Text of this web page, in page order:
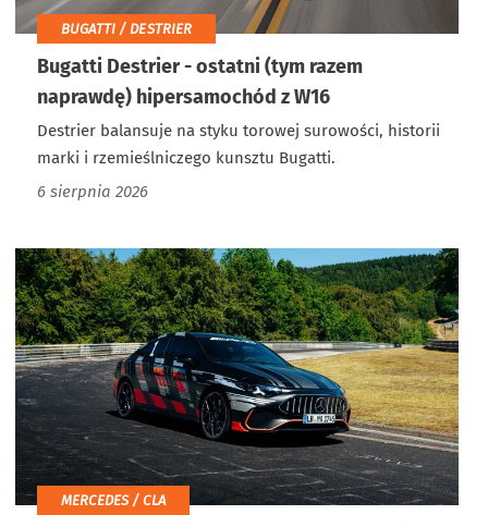
BUGATTI / DESTRIER
Bugatti Destrier - ostatni (tym razem
naprawdę) hipersamochód z W16
Destrier balansuje na styku torowej surowości, historii
marki i rzemieślniczego kunsztu Bugatti.
6 sierpnia 2026
MERCEDES / CLA